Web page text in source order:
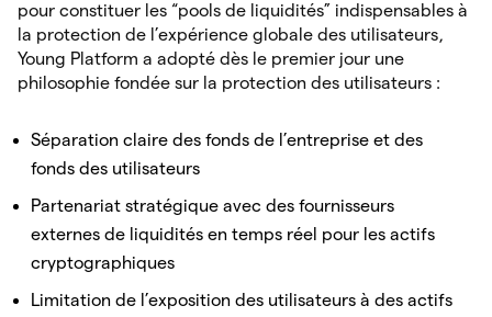
pour constituer les “pools de liquidités” indispensables à
la protection de l’expérience globale des utilisateurs,
Young Platform a adopté dès le premier jour une
philosophie fondée sur la protection des utilisateurs :
Séparation claire des fonds de l’entreprise et des
fonds des utilisateurs
Partenariat stratégique avec des fournisseurs
externes de liquidités en temps réel pour les actifs
cryptographiques
Limitation de l’exposition des utilisateurs à des actifs